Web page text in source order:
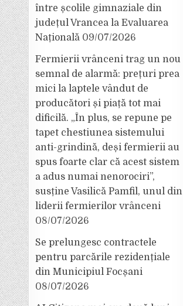
între școlile gimnaziale din
județul Vrancea la Evaluarea
Națională 09/07/2026
Fermierii vrânceni trag un nou
semnal de alarmă: prețuri prea
mici la laptele vândut de
producători și piață tot mai
dificilă. „În plus, se repune pe
tapet chestiunea sistemului
anti-grindină, deși fermierii au
spus foarte clar că acest sistem
a adus numai nenorociri”,
susține Vasilică Pamfil, unul din
liderii fermierilor vrânceni
08/07/2026
Se prelungesc contractele
pentru parcările rezidențiale
din Municipiul Focșani
08/07/2026